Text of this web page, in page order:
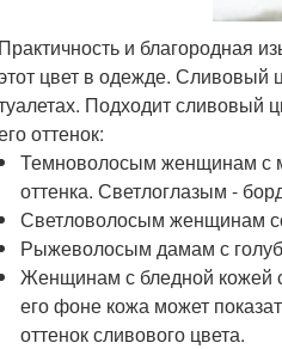
Практичность и благородная
цвет в одежде. Сливовый
Подходит сливовый
оттенок:
Темноволосым женщинам с
оттенка. Светлоглазым -
Светловолосым женщинам
Рыжеволосым дамам с
Женщинам с бледной кожей
его фоне кожа может
оттенок сливового цвета.